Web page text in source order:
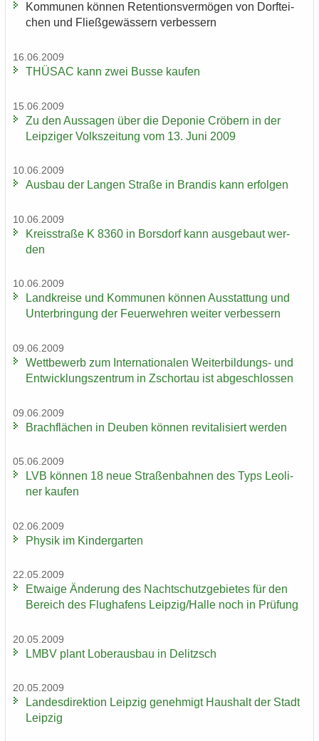
Kom­mu­nen kön­nen Re­ten­ti­ons­ver­mö­gen von Dorf­tei­
chen und Fließ­ge­wäs­sern ver­bes­sern
16.06.2009
THÜ­SAC kann zwei Busse kau­fen
15.06.2009
Zu den Aus­sa­gen über die De­po­nie Crö­bern in der
Leip­zi­ger Volks­zei­tung vom 13. Juni 2009
10.06.2009
Aus­bau der Lan­gen Stra­ße in Bran­dis kann er­fol­gen
10.06.2009
Kreis­stra­ße K 8360 in Bors­dorf kann aus­ge­baut wer­
den
10.06.2009
Land­krei­se und Kom­mu­nen kön­nen Aus­stat­tung und
Un­ter­brin­gung der Feu­er­weh­ren wei­ter ver­bes­sern
09.06.2009
Wett­be­werb zum In­ter­na­tio­na­len Weiterbildungs-​ und
Ent­wick­lungs­zen­trum in Zschor­tau ist ab­ge­schlos­sen
09.06.2009
Brach­flä­chen in Deu­ben kön­nen re­vi­ta­li­siert wer­den
05.06.2009
LVB kön­nen 18 neue Stra­ßen­bah­nen des Typs Leo­li­
ner kau­fen
02.06.2009
Phy­sik im Kin­der­gar­ten
22.05.2009
Et­wa­ige Än­de­rung des Nacht­schutz­ge­bie­tes für den
Be­reich des Flug­ha­fens Leip­zig/Halle noch in Prü­fung
20.05.2009
LMBV plant Lober­aus­bau in De­litzsch
20.05.2009
Lan­des­di­rek­ti­on Leip­zig ge­neh­migt Haus­halt der Stadt
Leip­zig